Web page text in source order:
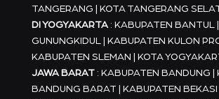
TANGERANG | KOTA TANGERANG
DI YOGYAKARTA: KABUPATEN BANTUL
GUNUNGKIDUL | KABUPATEN KULON
KABUPATEN SLEMAN | KOTA
JAWA BARAT: KABUPATEN BANDUNG |
BANDUNG BARAT | KABUPATEN BEKASI